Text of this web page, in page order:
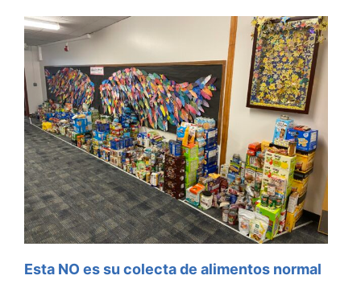
Esta NO es su colecta de alimentos normal